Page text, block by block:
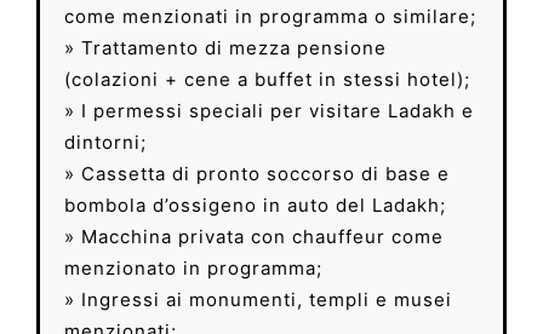
come menzionati in programma o similare;
» Trattamento di mezza pensione
(colazioni + cene a buffet in stessi hotel);
» I permessi speciali per visitare Ladakh e
dintorni;
» Cassetta di pronto soccorso di base e
bombola d’ossigeno in auto del Ladakh;
» Macchina privata con chauffeur come
menzionato in programma;
» Ingressi ai monumenti, templi e musei